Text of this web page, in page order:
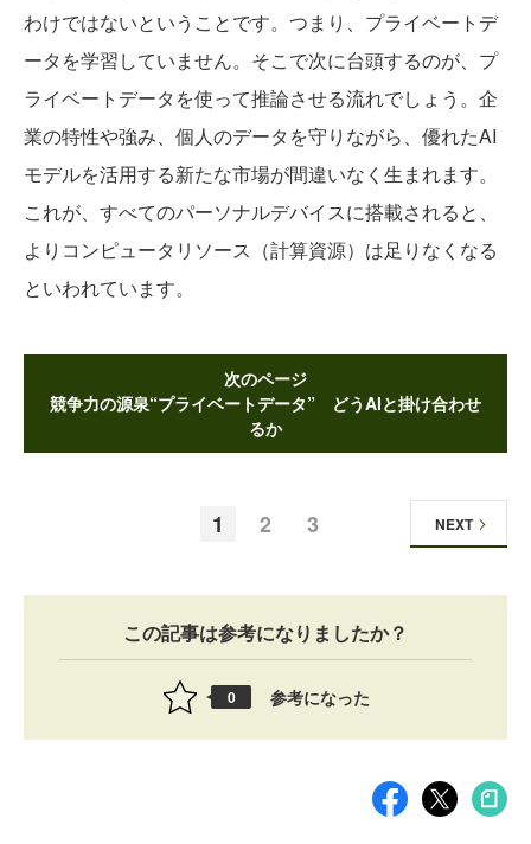
わけではないということです。つまり、プライベートデ
ータを学習していません。そこで次に台頭するのが、プ
ライベートデータを使って推論させる流れでしょう。企
業の特性や強み、個人のデータを守りながら、優れたAI
モデルを活用する新たな市場が間違いなく生まれます。
これが、すべてのパーソナルデバイスに搭載されると、
よりコンピュータリソース（計算資源）は足りなくなる
といわれています。
次のページ
競争力の源泉“プライベートデータ” どうAIと掛け合わせ
るか
1 2 3 NEXT
この記事は参考になりましたか？
0 参考になった